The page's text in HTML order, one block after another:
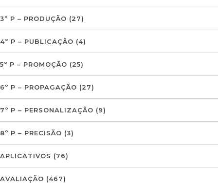
3º P – PRODUÇÃO (27)
4º P – PUBLICAÇÃO (4)
5º P – PROMOÇÃO (25)
6º P – PROPAGAÇÃO (27)
7º P – PERSONALIZAÇÃO (9)
8º P – PRECISÃO (3)
APLICATIVOS (76)
AVALIAÇÃO (467)